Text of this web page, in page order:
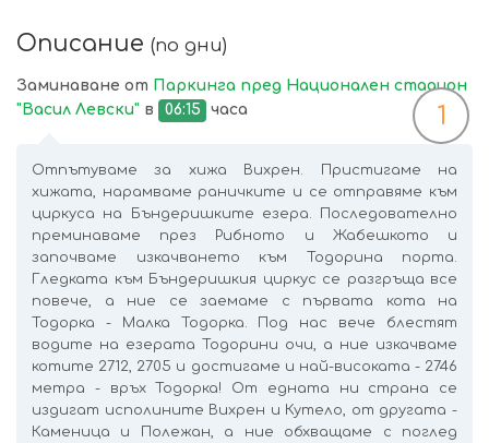
Описание (по дни)
Заминаване от Паркинга пред Национален стадион
"Васил Левски" в 06:15 часа 1
Отпътуваме за хижа Вихрен. Пристигаме на
хижата, нарамваме раничките и се отправяме към
циркуса на Бъндеришките езера. Последователно
преминаваме през Рибното и Жабешкото и
започваме изкачването към Тодорина порта.
Гледката към Бъндеришкия циркус се разгръща все
повече, а ние се заемаме с първата кота на
Тодорка - Малка Тодорка. Под нас вече блестят
водите на езерата Тодорини очи, а ние изкачваме
котите 2712, 2705 и достигаме и най-високата - 2746
метра - връх Тодорка! От едната ни страна се
издигат исполините Вихрен и Кутело, от другата -
Каменица и Полежан, а ние обхващаме с поглед